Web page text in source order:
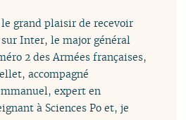
le grand plaisir de recevoir
sur Inter, le major général
2 des Armées françaises,
accompagné
expert en
à Sciences Po et, je